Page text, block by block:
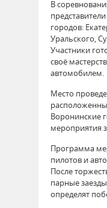
В
городов:
Уральского,
Участники
своё
автомобилем.
Место
Воронинские
мероприятия
Программа
пилотов и
После
парные
определят